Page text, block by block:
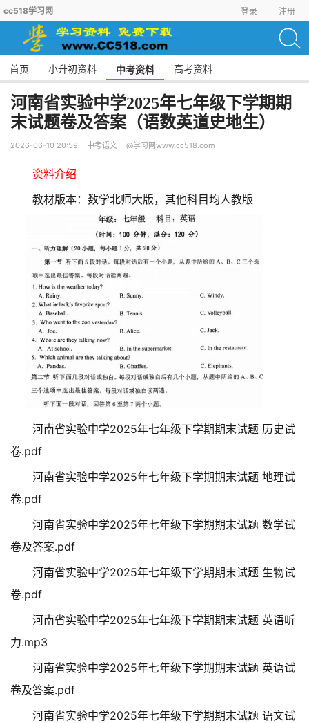
cc518学习网 登录 注册
首页 小升初资料 中考资料 高考资料
河南省实验中学2025年七年级下学期期
末试题卷及答案（语数英道史地生）
2026-06-10 20:59 中考语文 @学习网www.cc518.com
资料介绍
教材版本：数学北师大版，其他科目均人教版
河南省实验中学2025年七年级下学期期末试题 历史试
卷.pdf
河南省实验中学2025年七年级下学期期末试题 地理试
卷.pdf
河南省实验中学2025年七年级下学期期末试题 数学试
卷及答案.pdf
河南省实验中学2025年七年级下学期期末试题 生物试
卷.pdf
河南省实验中学2025年七年级下学期期末试题 英语听
力.mp3
河南省实验中学2025年七年级下学期期末试题 英语试
卷及答案.pdf
河南省实验中学2025年七年级下学期期末试题 语文试